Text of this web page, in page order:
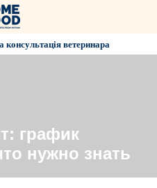
ветеринара
график
нужно знать